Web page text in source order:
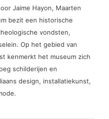
Jaime Hayon, Maarten
bezit een historische
vondsten,
Op het gebied van
kenmerkt het museum zich
schilderijen en
design, installatiekunst,